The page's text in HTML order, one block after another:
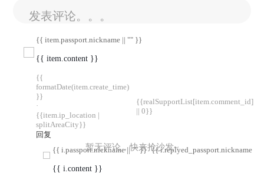
发表评论。。。
{{ item.passport.nickname || "" }}
{{ item.content }}
{{
formatDate(item.create_time)
}}
·
{{item.ip_location |
splitAreaCity}}
回复
{{realSupportList[item.comment_id]
|| 0}}
{{ i.passport.nickname || "" }} {{ i.replyed_passport.nickname ||
{{ i.content }}
暂无评论，快来抢沙发~